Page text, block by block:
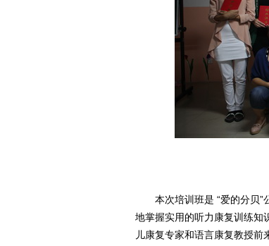
本次培训班是 “爱的分贝”
地掌握实用的听力康复训练知
儿康复专家和语言康复教授前